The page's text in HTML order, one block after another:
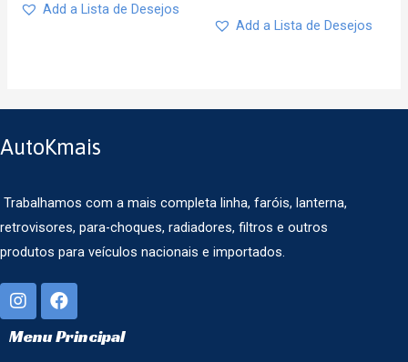
Add a Lista de Desejos
Add a Lista de Desejos
AutoKmais
Trabalhamos com a mais completa linha, faróis, lanterna,
retrovisores, para-choques, radiadores, filtros e outros
produtos para veículos nacionais e importados.
Menu Principal